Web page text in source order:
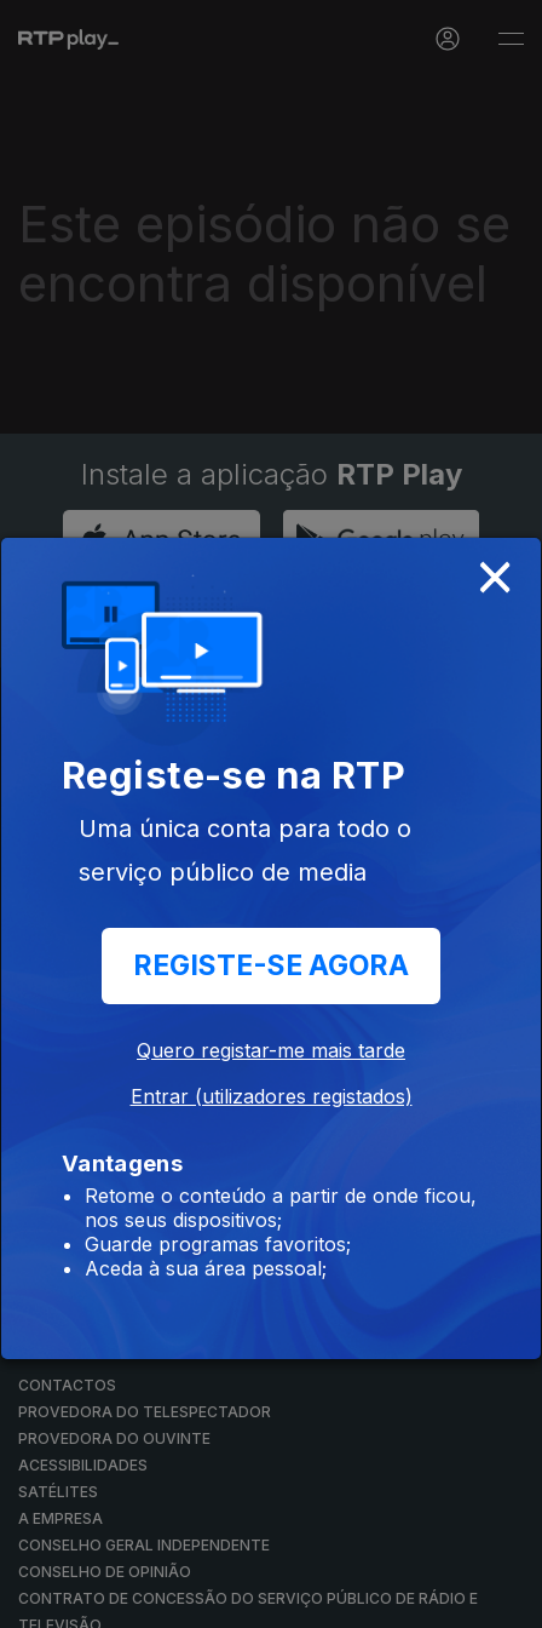
Este episódio não se
encontra disponível
Instale a aplicação RTP Play
Disponível para iOS, Android, Apple TV, Android TV e
CarPlay
RTP PLAY
EM DIRETO
REVER PROGRAMAS
CONCURSOS
CONTACTOS
PROVEDORA DO TELESPECTADOR
PROVEDORA DO OUVINTE
ACESSIBILIDADES
SATÉLITES
A EMPRESA
CONSELHO GERAL INDEPENDENTE
CONSELHO DE OPINIÃO
CONTRATO DE CONCESSÃO DO SERVIÇO PÚBLICO DE RÁDIO E
×
Registe-se na RTP
Uma única conta para todo o
serviço público de media
REGISTE-SE AGORA
Quero registar-me mais tarde
Entrar (utilizadores registados)
Vantagens
Retome o conteúdo a partir de onde ficou,
nos seus dispositivos;
Guarde programas favoritos;
Aceda à sua área pessoal;